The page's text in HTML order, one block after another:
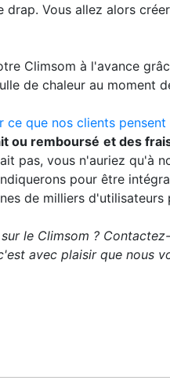
Vous allez alors
Climsom à l'avance
de chaleur au moment
que nos clients
ou remboursé et des
pas, vous n'auriez qu'à
pour être
de milliers d'utilisateurs
le Climsom ?
avec plaisir que nous